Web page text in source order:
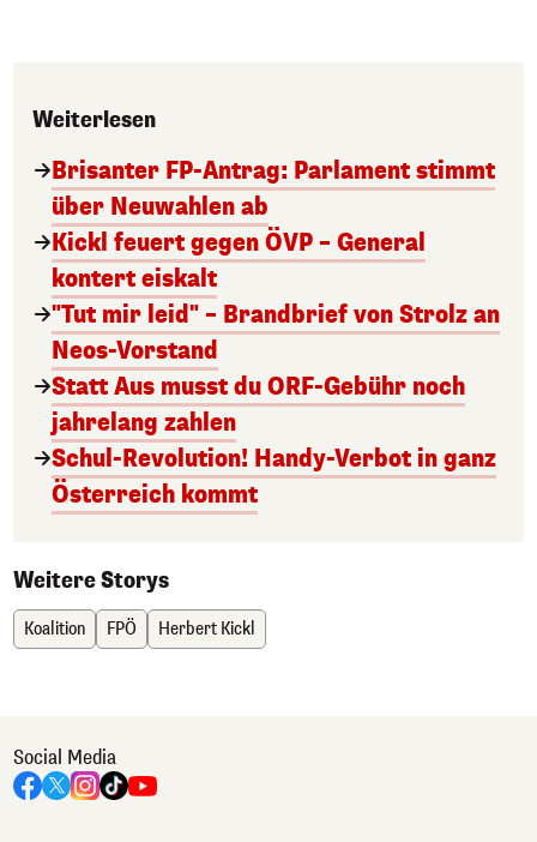
Weiterlesen
Brisanter FP-Antrag: Parlament stimmt
über Neuwahlen ab
Kickl feuert gegen ÖVP – General
kontert eiskalt
"Tut mir leid" – Brandbrief von Strolz an
Neos-Vorstand
Statt Aus musst du ORF-Gebühr noch
jahrelang zahlen
Schul-Revolution! Handy-Verbot in ganz
Österreich kommt
Weitere Storys
Koalition FPÖ Herbert Kickl
Social Media